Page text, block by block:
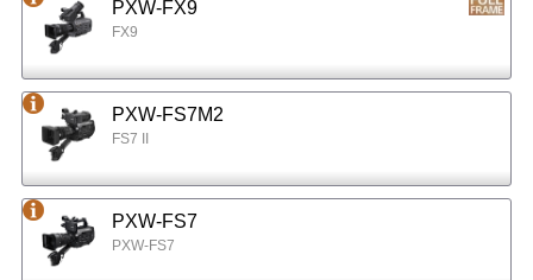
PXW-FX9
FX9
PXW-FS7M2
FS7 II
PXW-FS7
PXW-FS7